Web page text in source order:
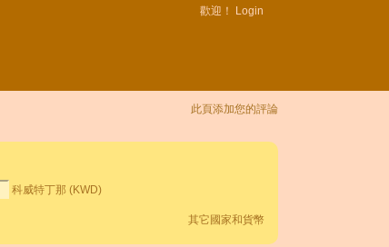
歡迎！ Login
此頁添加您的評論
科威特丁那 (KWD)
其它國家和貨幣